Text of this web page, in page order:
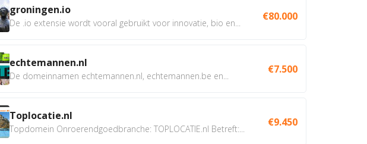
groningen.io
De .io extensie wordt vooral gebruikt voor innovatie, bio en...
€80.000
echtemannen.nl
De domeinnamen echtemannen.nl, echtemannen.be en...
€7.500
Toplocatie.nl
Topdomein Onroerendgoedbranche: TOPLOCATIE.nl Betreft:...
€9.450